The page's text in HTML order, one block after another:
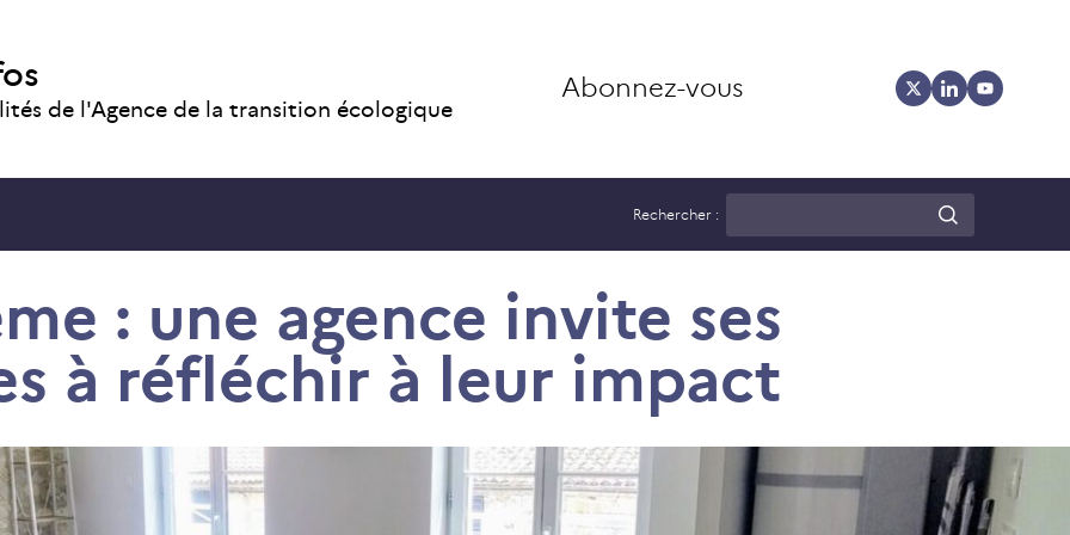
de l'Agence de la transition écologique
Abonnez-vous
Rechercher :
: une agence invite ses
à réfléchir à leur impact